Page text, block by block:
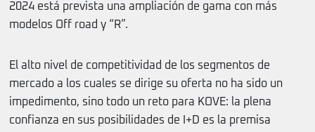
2024 está prevista una ampliación de gama con más
modelos Off road y “R”.
El alto nivel de competitividad de los segmentos de
mercado a los cuales se dirige su oferta no ha sido un
impedimento, sino todo un reto para KOVE: la plena
confianza en sus posibilidades de I+D es la premisa